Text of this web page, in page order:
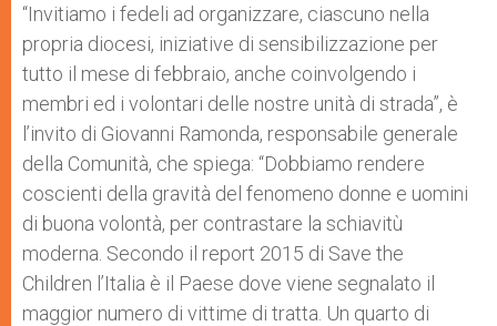
“Invitiamo i fedeli ad organizzare, ciascuno nella
propria diocesi, iniziative di sensibilizzazione per
tutto il mese di febbraio, anche coinvolgendo i
membri ed i volontari delle nostre unità di strada”, è
l’invito di Giovanni Ramonda, responsabile generale
della Comunità, che spiega: “Dobbiamo rendere
coscienti della gravità del fenomeno donne e uomini
di buona volontà, per contrastare la schiavitù
moderna. Secondo il report 2015 di Save the
Children l’Italia è il Paese dove viene segnalato il
maggior numero di vittime di tratta. Un quarto di